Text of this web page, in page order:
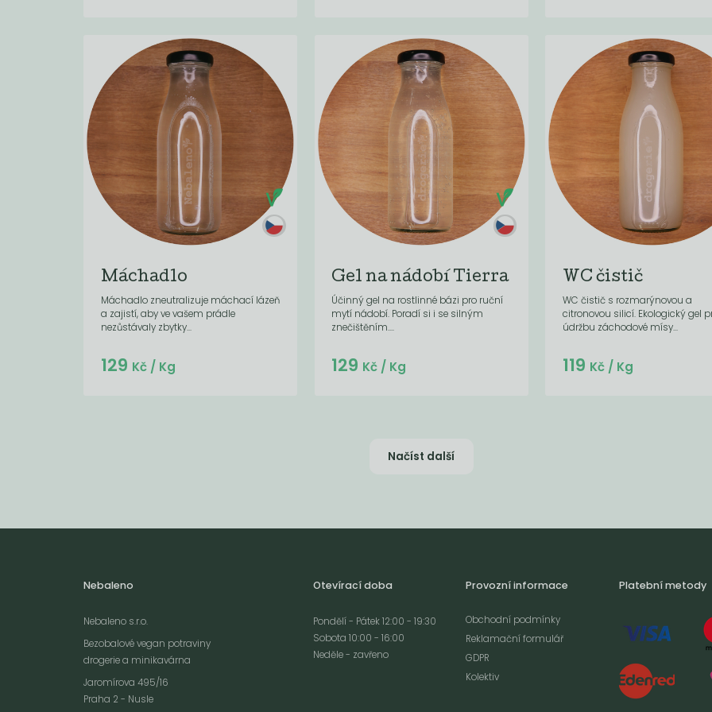
Máchadlo
Máchadlo zneutralizuje máchací lázeň
a zajistí, aby ve vašem prádle
nezůstávaly zbytky...
Do košíku:
129 Kč/ Kg
Gel na nádobí Tierra
Účinný gel na rostlinné bázi pro ruční
mytí nádobí. Poradí si i se silným
znečištěním....
Do košíku:
129 Kč / Kg
WC čistič
WC čistič s rozmarýnovou a
citronovou silicí. Ekologický gel
údržbu záchodové mísy...
Do košíku:
119 Kč/ Kg
Načíst další
Nebaleno
Nebaleno s.r.o.
Bezobalové vegan potraviny
drogerie a minikavárna
Jaromírova 495/16
Praha 2 - Nusle
Otevírací doba
Pondělí - Pátek 12:00 - 19:30
Sobota 10:00 - 16:00
Neděle - zavřeno
Provozní informace
Obchodní podmínky
Reklamační formulář
GDPR
Kolektiv
Platební metody